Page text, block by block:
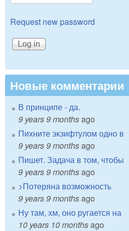
Request new password
Новые комментарии
В принципе - да.
9 years 9 monthsago
Пихните экзифтулом одно в
9 years 9 monthsago
Пишет. Задача в том, чтобы
9 years 9 monthsago
>Потеряна возможность
9 years 9 monthsago
Ну там, хм, оно ругается на
10 years 10 monthsago